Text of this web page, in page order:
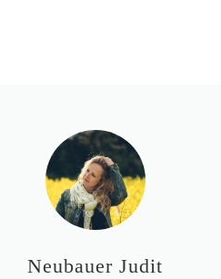
Neubauer Judit